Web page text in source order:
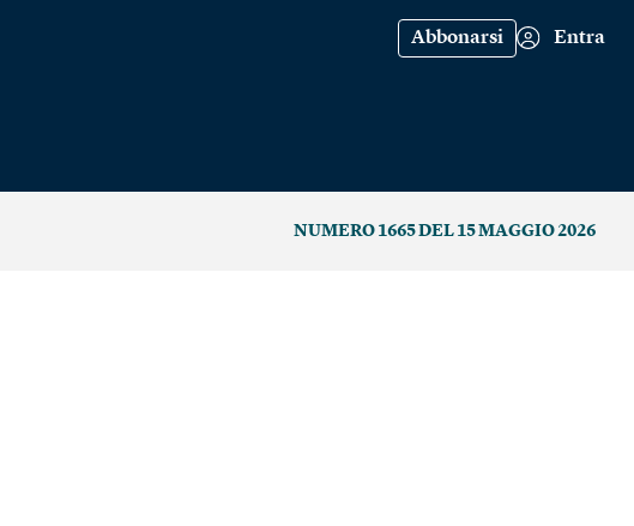
Abbonarsi Entra
NUMERO 1665 DEL 15 MAGGIO 2026